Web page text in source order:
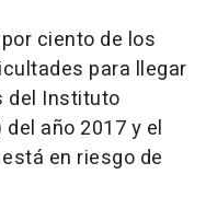
ciento de los
para llegar
del Instituto
año 2017 y el
en riesgo de